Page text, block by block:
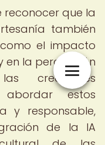
que la
también
el impacto
en la percepción
creaciones
estos
y responsable,
de la IA